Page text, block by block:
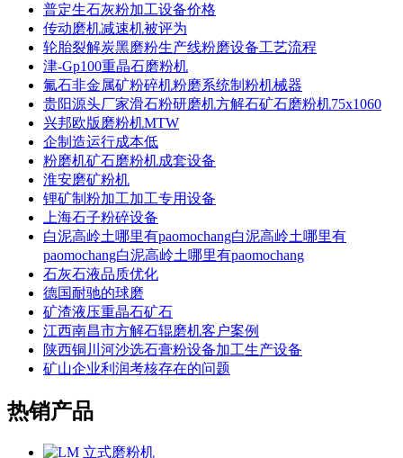
普定生石灰粉加工设备价格
传动磨机减速机被评为
轮胎裂解炭黑磨粉生产线粉磨设备工艺流程
津-Gp100重晶石磨粉机
氟石非金属矿粉碎机粉磨系统制粉机械器
贵阳源头厂家滑石粉研磨机方解石矿石磨粉机75x1060
兴邦欧版磨粉机MTW
企制造运行成本低
粉磨机矿石磨粉机成套设备
淮安磨矿粉机
锂矿制粉加工加工专用设备
上海石子粉碎设备
白泥高岭土哪里有paomochang白泥高岭土哪里有
paomochang白泥高岭土哪里有paomochang
石灰石液品质优化
德国耐驰的球磨
矿渣液压重晶石矿石
江西南昌市方解石辊磨机客户案例
陕西铜川河沙选石膏粉设备加工生产设备
矿山企业利润考核存在的问题
热销产品